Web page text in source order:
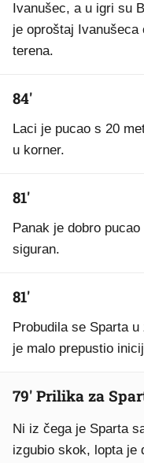
Ivanušec, a u igri su
je oproštaj
terena.
84'
Laci je pucao s 20
u korner.
81'
Panak je dobro
siguran.
81'
Probudila se Sparta
je malo prepustio
79' Prilika za
Ni iz čega je Sparta
izgubio skok, lopta je